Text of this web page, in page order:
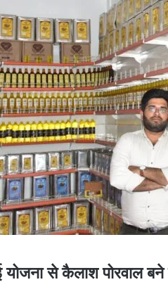
योजना से कैलाश पोरवाल